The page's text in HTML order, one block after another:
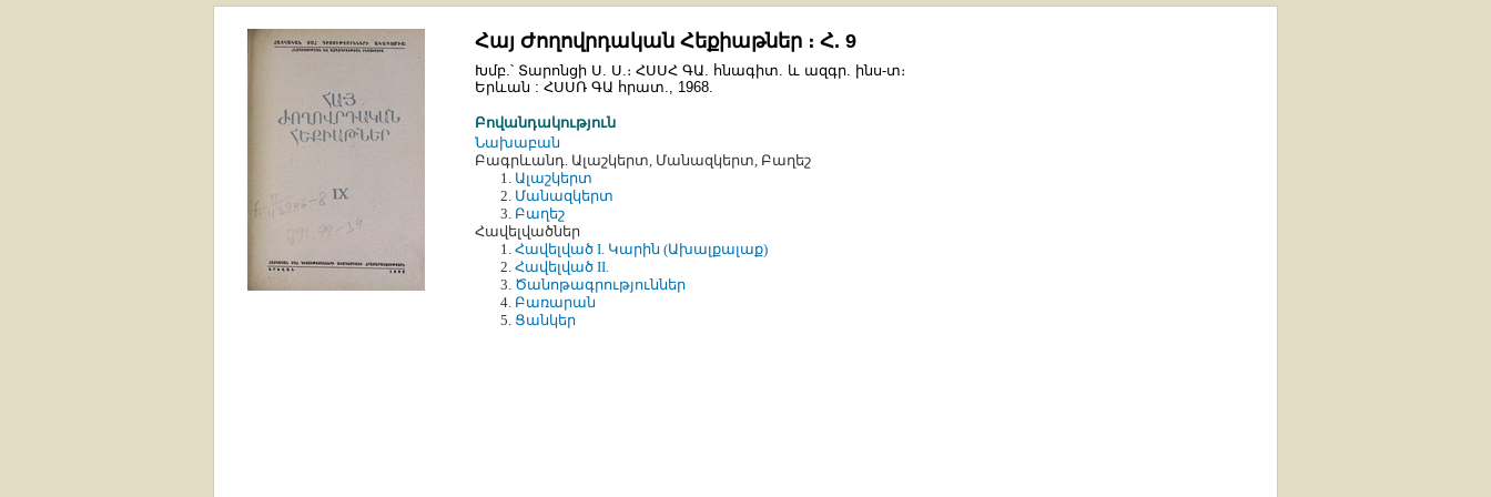
Հայ Ժողովրդական Հեքիաթներ ։ Հ. 9
Խմբ.՝ Տարոնցի Ս. Ս.։ ՀՍՍՀ ԳԱ. հնագիտ. և ազգր. ինս-տ։
Երևան : ՀՍՍՌ ԳԱ հրատ., 1968.
Բովանդակություն
Նախաբան
Բագրևանդ. Ալաշկերտ, Մանազկերտ, Բաղեշ
Ալաշկերտ
Մանազկերտ
Բաղեշ
Հավելվածներ
Հավելված I. Կարին (Ախալքալաք)
Հավելված II.
Ծանոթագրություններ
Բառարան
Ցանկեր